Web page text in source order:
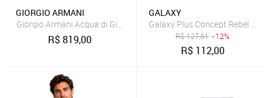
GIORGIO ARMANI
Giorgio Armani Acqua di Giò Profondo Eau de Toilette - Perfume
R$819,00
GALAXY
Galaxy Plus Concept Rebel
R$127,61 - 12%
R$ 112,00